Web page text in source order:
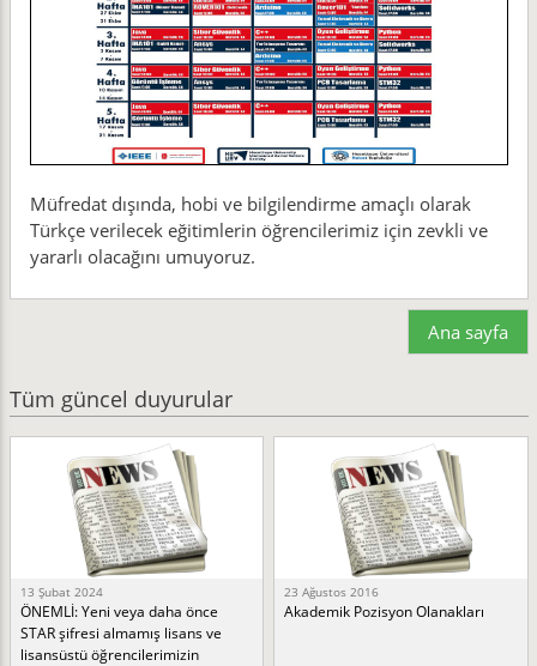
Müfredat dışında, hobi ve bilgilendirme amaçlı olarak
Türkçe verilecek eğitimlerin öğrencilerimiz için zevkli ve
yararlı olacağını umuyoruz.
Ana sayfa
Tüm güncel duyurular
13 Şubat 2024
ÖNEMLİ: Yeni veya daha önce
STAR şifresi almamış lisans ve
lisansüstü öğrencilerimizin
23 Ağustos 2016
Akademik Pozisyon Olanakları